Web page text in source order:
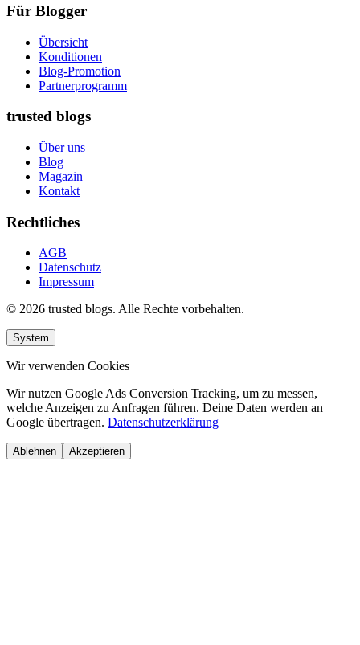
Für Blogger
Übersicht
Konditionen
Blog-Promotion
Partnerprogramm
trusted blogs
Über uns
Blog
Magazin
Kontakt
Rechtliches
AGB
Datenschutz
Impressum
© 2026 trusted blogs. Alle Rechte vorbehalten.
System
Wir verwenden Cookies
Wir nutzen Google Ads Conversion Tracking, um zu messen,
welche Anzeigen zu Anfragen führen. Deine Daten werden an
Google übertragen. Datenschutzerklärung
Ablehnen Akzeptieren